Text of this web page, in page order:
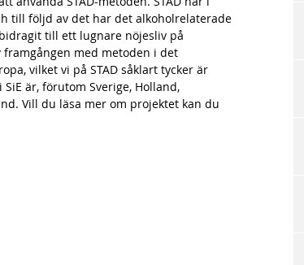
till följd av det har det alkoholrelaterade
till ett lugnare nöjesliv på
med metoden i det
vilket vi på STAD såklart tycker är
är, förutom Sverige, Holland,
Vill du läsa mer om projektet kan du